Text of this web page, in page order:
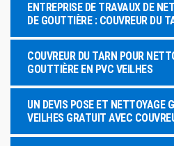
ENTREPRISE DE TRAVAUX DE
DE GOUTTIÈRE : COUVREUR DU
COUVREUR DU TARN POUR
GOUTTIÈRE EN PVC VEILHES
UN DEVIS POSE ET NETTOYAGE
VEILHES GRATUIT AVEC